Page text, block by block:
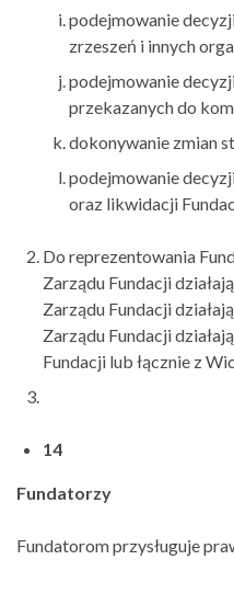
podejmowanie
zrzeszeń i innych
podejmowanie
przekazanych do
dokonywanie zmian
podejmowanie
oraz likwidacji
Do reprezentowania
Zarządu Fundacji
Zarządu Fundacji
Zarządu Fundacji
Fundacji lub łącznie z
14
Fundatorzy
Fundatorom przysługuje